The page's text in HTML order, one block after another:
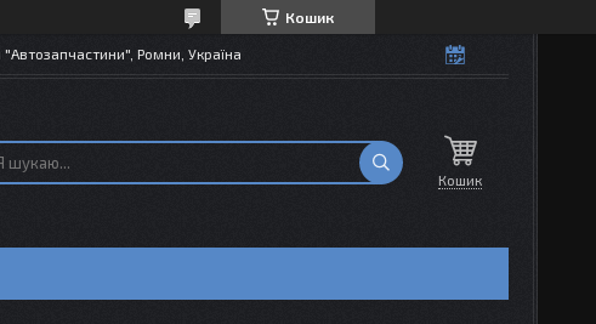
Кошик
Ромни, Україна
Кошик